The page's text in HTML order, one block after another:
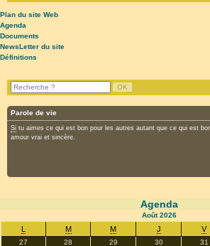
Plan du site Web
Agenda
Documents
NewsLetter du site
Définitions
Parole de vie
Si tu aimes ce qui est bon pour les autres autant que ce qui est
amour vrai et sincère.
Agenda
Août2026
L M M J V
27 28 29 30 31